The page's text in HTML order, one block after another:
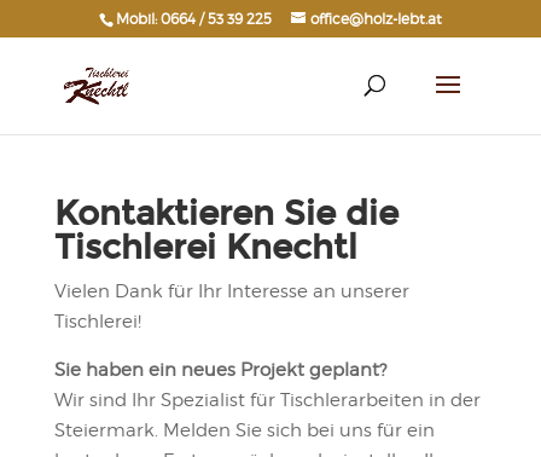
Mobil: 0664 / 53 39 225 office@holz-lebt.at
Kontaktieren Sie die
Tischlerei Knechtl
Vielen Dank für Ihr Interesse an unserer
Tischlerei!
Sie haben ein neues Projekt geplant?
Wir sind Ihr Spezialist für Tischlerarbeiten in der
Steiermark. Melden Sie sich bei uns für ein